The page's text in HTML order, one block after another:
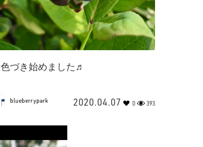
色づき始めました♬
blueberrypark 2020.04.07 0 393